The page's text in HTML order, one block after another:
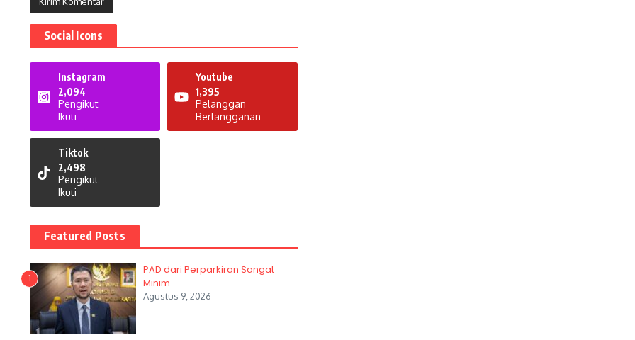
Social Icons
Instagram
2,094
Pengikut
Ikuti
Youtube
1,395
Pelanggan
Berlangganan
Tiktok
2,498
Pengikut
Ikuti
Featured Posts
1
PAD dari Perparkiran Sangat
Minim
Agustus 9, 2026